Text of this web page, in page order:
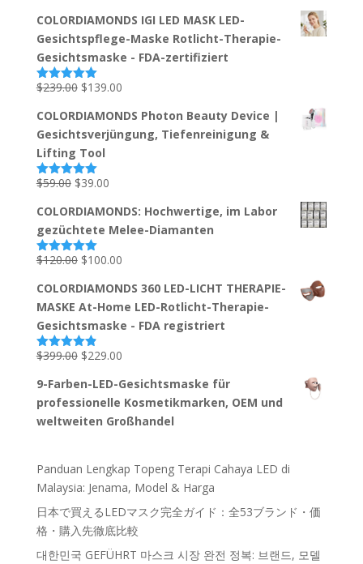
COLORDIAMONDS IGI LED MASK LED-
Gesichtspflege-Maske Rotlicht-Therapie-
Gesichtsmaske - FDA-zertifiziert
Bewertet
von 5
$239.00 Ursprünglicher
war:
$239.00
$139.00Aktueller
ist:
$139.00.
COLORDIAMONDS Photon Beauty Device |
Gesichtsverjüngung, Tiefenreinigung &
Lifting Tool
Bewertet
von 5
$59.00 Ursprünglicher
war:
$59.00
$39.00Aktueller
ist:
$39.00.
COLORDIAMONDS: Hochwertige, im Labor
gezüchtete Melee-Diamanten
Bewertet
von 5
$120.00 Ursprünglicher
war:
$120.00
$100.00Aktueller
ist:
$100.00.
COLORDIAMONDS 360 LED-LICHT THERAPIE-
MASKE At-Home LED-Rotlicht-Therapie-
Gesichtsmaske - FDA registriert
Bewertet
von 5
$399.00 Ursprünglicher
war:
$399.00
$229.00Aktueller
ist:
$229.00.
9-Farben-LED-Gesichtsmaske für
professionelle Kosmetikmarken, OEM und
weltweiten Großhandel
Panduan Lengkap Topeng Terapi Cahaya LED di
Malaysia: Jenama, Model & Harga
日本で買えるLEDマスク完全ガイド：全53ブランド・価
格・購入先徹底比較
대한민국 GEFÜHRT 마스크 시장 완전 정복: 브랜드, 모델